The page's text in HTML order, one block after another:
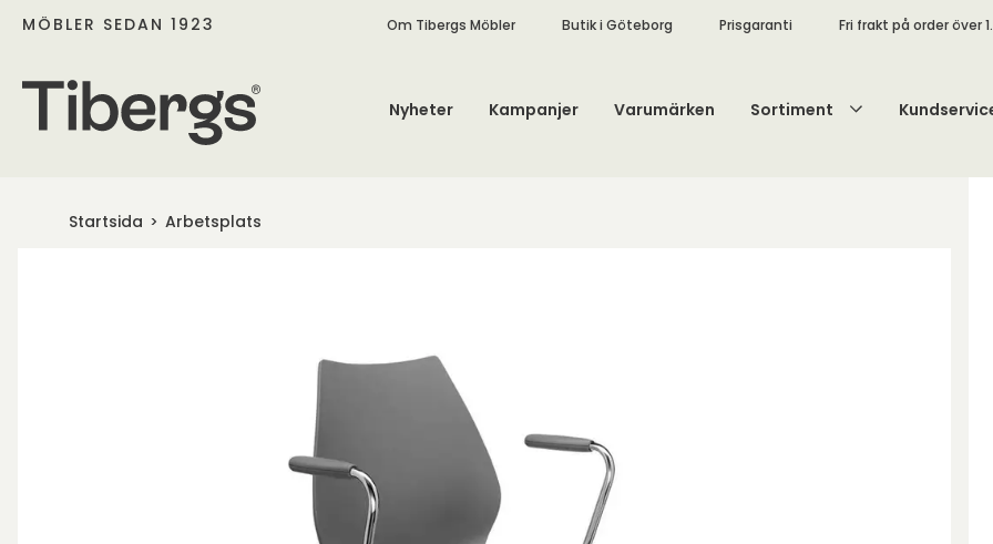
MÖBLER SEDAN 1923 Om Tibergs Möbler Butik i Göteborg Prisgaranti Fri frakt på order över
Nyheter Kampanjer Varumärken Sortiment
Startsida Arbetsplats